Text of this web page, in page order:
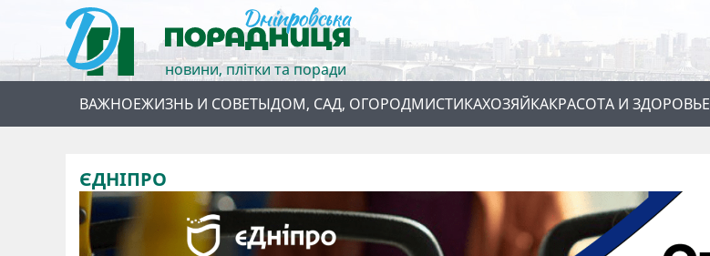
новини, плітки та поради
ВАЖНОЕЖИЗНЬ И СОВЕТЫДОМ, САД, ОГОРОДМИСТИКАХОЗЯЙКАКРАСОТА И ЗДОРОВЬЕ
ЄДНІПРО